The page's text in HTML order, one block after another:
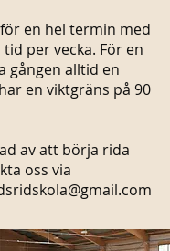
en hel termin med
per vecka. För en
gången alltid en
en viktgräns på 90
av att börja rida
oss via